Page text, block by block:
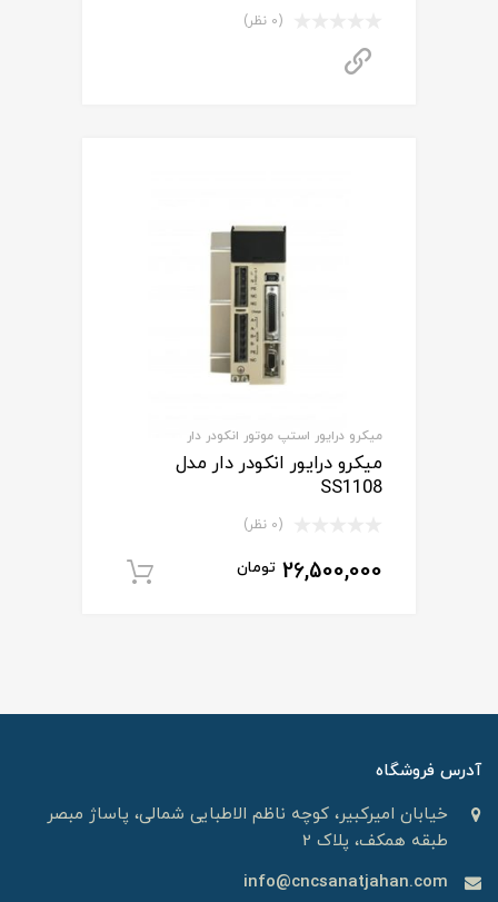
(0 نظر)
میکرو درایور استپ موتور انکودر دار
میکرو درایور انکودر دار مدل
SS1108
(0 نظر)
26,500,000 تومان
آدرس فروشگاه
خیابان امیرکبیر، کوچه ناظم الاطبایی شمالی، پاساژ مبصر
طبقه همکف، پلاک 2
info@cncsanatjahan.com